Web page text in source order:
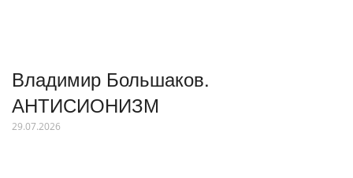
Владимир Большаков.
АНТИСИОНИЗМ
29.07.2026